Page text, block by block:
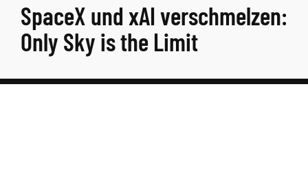
SpaceX und xAI verschmelzen:
Only Sky is the Limit